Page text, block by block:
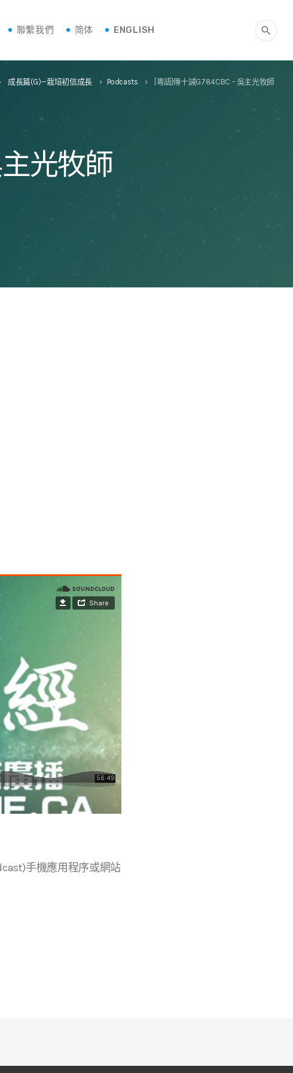
聯繫我們 简体 ENGLISH search
成長篇(G)--栽培初信成長 keyboard_arrow_right Podcasts keyboard_arrow_right [粵語]傳十誡G784CBC – 吳主光牧師
光牧師
手機應用程序或網站